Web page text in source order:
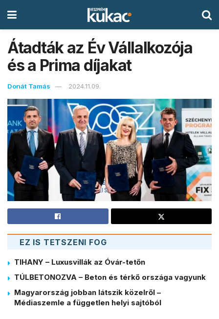
Átadták az Év Vállalkozója
és a Prima díjakat
Donát Tamás 2024.11.09.
EZ IS TETSZENI FOG
TIHANY – Luxusvillák az Óvár-tetőn
TÚLBETONOZVA – Beton és térkő országa vagyunk
Magyarország jobban látszik közelről –
Médiaszemle a független helyi sajtóból